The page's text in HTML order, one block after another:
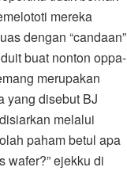
mereka
dengan “candaan”
buat nonton oppa-
merupakan
yang disebut BJ
melalui
paham betul apa
wafer?” ejekku di